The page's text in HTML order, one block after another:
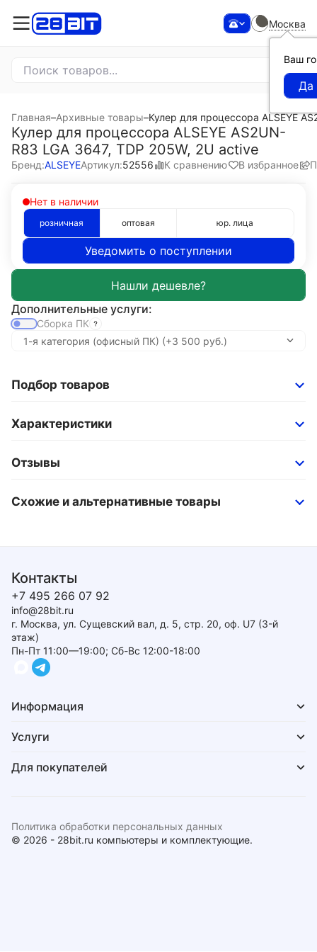
Москва
Ваш
Главная–Архивные товары–Кулер для процессора ALSEYE
Кулер для процессора ALSEYE AS2UN-
R83 LGA 3647, TDP 205W, 2U active
Бренд:ALSEYEАртикул:52556 К сравнению В избранное
Нет в наличии
розничная оптовая юр. лица
Уведомить о поступлении
Дополнительные услуги:
Сборка ПК
Подбор товаров
Характеристики
Отзывы
Схожие и альтернативные товары
Контакты
+7 495 266 07 92
info@28bit.ru
г. Москва, ул. Сущевский вал, д. 5, стр. 20, оф. U7 (3-й
этаж)
Пн-Пт 11:00—19:00; Сб-Вс 12:00-18:00
Информация
Услуги
Для покупателей
© 2026 - 28bit.ru компьютеры и комплектующие.
Политика обработки персональных данных